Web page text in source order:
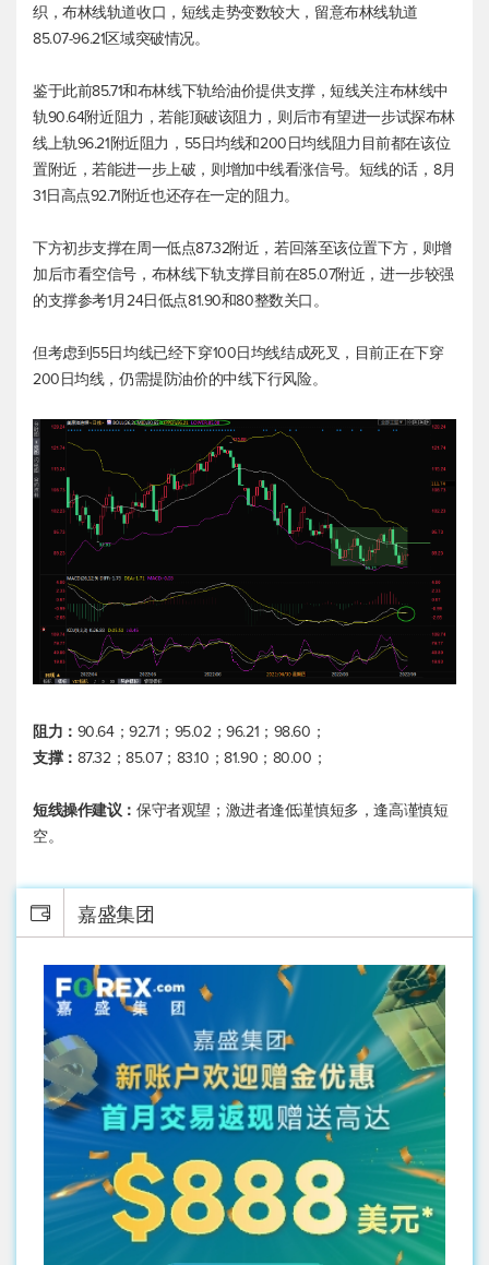
织，布林线轨道收口，短线走势变数较大，留意布林线轨道
85.07-96.21区域突破情况。
鉴于此前85.71和布林线下轨给油价提供支撑，短线关注布林线中
轨90.64附近阻力，若能顶破该阻力，则后市有望进一步试探布林
线上轨96.21附近阻力，55日均线和200日均线阻力目前都在该位
置附近，若能进一步上破，则增加中线看涨信号。短线的话，8月
31日高点92.71附近也还存在一定的阻力。
下方初步支撑在周一低点87.32附近，若回落至该位置下方，则增
加后市看空信号，布林线下轨支撑目前在85.07附近，进一步较强
的支撑参考1月24日低点81.90和80整数关口。
但考虑到55日均线已经下穿100日均线结成死叉，目前正在下穿
200日均线，仍需提防油价的中线下行风险。
阻力： 90.64；92.71；95.02；96.21；98.60；
支撑： 87.32；85.07；83.10；81.90；80.00；
短线操作建议：保守者观望；激进者逢低谨慎短多，逢高谨慎短
空。
嘉盛集团